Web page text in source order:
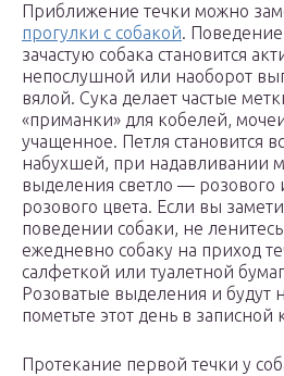
Приближение течки можно
прогулки с собакой.
зачастую собака становится
непослушной или наоборот
вялой. Сука делает частые
«приманки» для кобелей,
учащенное. Петля становится
набухшей, при надавливании
выделения светло — розового
розового цвета. Если вы
поведении собаки, не
ежедневно собаку на приход
салфеткой или туалетной
Розоватые выделения и будут
пометьте этот день в записной
Протекание первой течки у